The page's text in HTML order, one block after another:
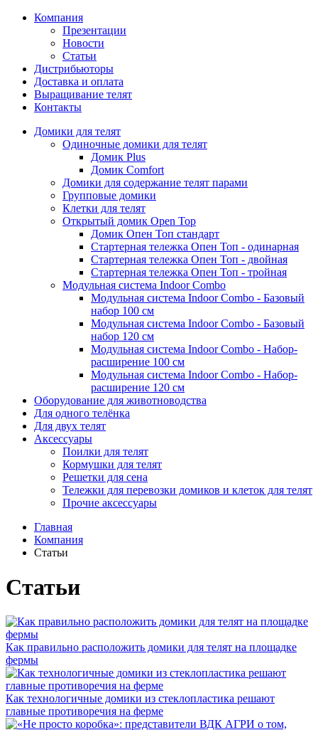
Компания
Презентации
Новости
Статьи
Дистрибьюторы
Доставка и оплата
Выращивание телят
Контакты
Домики для телят
Одиночные домики для телят
Домик Plus
Домик Comfort
Домики для содержание телят парами
Групповые домики
Клетки для телят
Открытый домик Open Top
Домик Опен Топ стандарт
Стартерная тележка Опен Топ - одинарная
Стартерная тележка Опен Топ - двойная
Стартерная тележка Опен Топ - тройная
Модульная система Indoor Combo
Модульная система Indoor Combo - Базовый
набор 100 см
Модульная система Indoor Combo - Базовый
набор 120 см
Модульная система Indoor Combo - Набор-
расширение 100 см
Модульная система Indoor Combo - Набор-
расширение 120 см
Оборудование для животноводства
Для одного телёнка
Для двух телят
Аксессуары
Поилки для телят
Кормушки для телят
Решетки для сена
Тележки для перевозки домиков и клеток для телят
Прочие аксессуары
Главная
Компания
Статьи
Статьи
Как правильно расположить домики для телят на площадке
фермы
Как технологичные домики из стеклопластика решают
главные противоречия на ферме